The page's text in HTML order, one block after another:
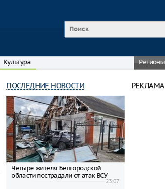
Культура Регионы
ПОСЛЕДНИЕ НОВОСТИ
Четыре жителя Белгородской
области пострадали от атак ВСУ
23:07
РЕКЛАМА